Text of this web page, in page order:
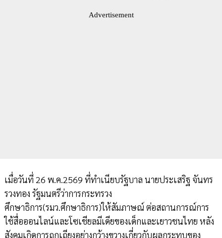
Advertisement
เมื่อวันที่ 26 พ.ค.2569 ที่ทำเนียบรัฐบาล นายประเสริฐ จันทร
รวงทอง รัฐมนตรีว่าการกระทรวง
ศึกษาธิการ(รมว.ศึกษาธิการ)ให้สัมภาษณ์ ต่อสถานการณ์การ
ใช้สื่อออนไลน์และโซเชียลมีเดียของเด็กและเยาวชนไทย หลัง
สังคมเกิดการถกเถียงอย่างกว้างขวางเกี่ยวกับผลกระทบของ